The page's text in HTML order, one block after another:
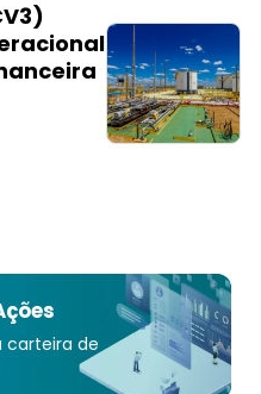
carteira de